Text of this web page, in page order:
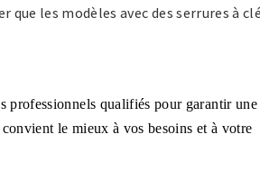
les modèles avec des serrures à
professionnels qualifiés pour garantir une
le mieux à vos besoins et à votre